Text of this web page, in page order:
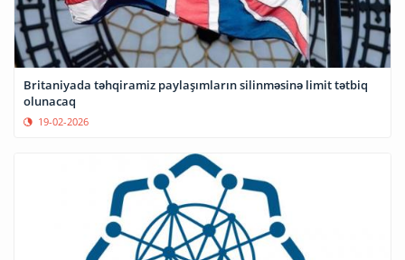
Britaniyada təhqiramiz paylaşımların silinməsinə limit tətbiq
olunacaq
19-02-2026